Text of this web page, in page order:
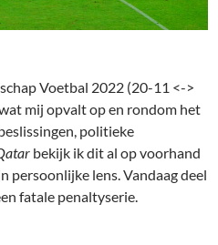
Voetbal 2022 (20-11 <->
mij opvalt op en rondom het
politieke
bekijk ik dit al op voorhand
persoonlijke lens. Vandaag deel
fatale penaltyserie.
De druiven zijn zuur